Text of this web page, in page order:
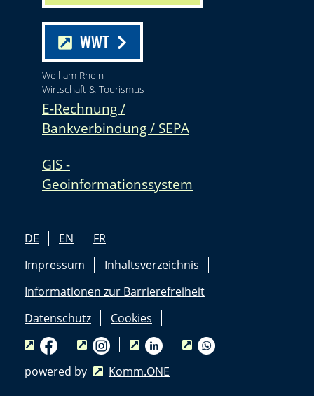
WWT
Weil am Rhein
Wirtschaft & Tourismus
E-Rechnung /
Bankverbindung / SEPA
GIS -
Geoinformationssystem
DE EN
FR
Impressum
Inhaltsverzeichnis
Informationen zur Barrierefreiheit
Datenschutz
Cookies
powered by Komm.ONE